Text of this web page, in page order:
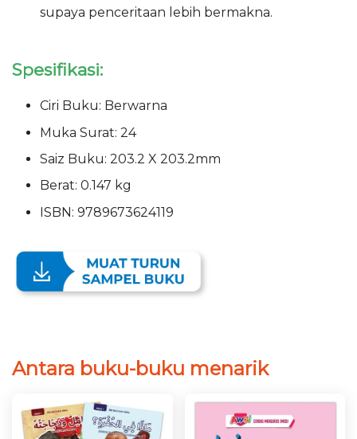
supaya penceritaan lebih bermakna.
Spesifikasi:
Ciri Buku: Berwarna
Muka Surat: 24
Saiz Buku: 203.2 X 203.2mm
Berat: 0.147 kg
ISBN: 9789673624119
Antara buku-buku menarik